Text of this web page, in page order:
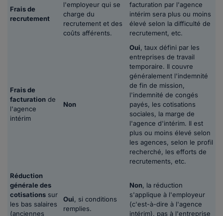
Frais de
recrutement
l'employeur qui se
charge du
recrutement et des
coûts afférents.
facturation par l'agence
intérim sera plus ou moins
élevé selon la difficulté de
recrutement, etc.
Frais de
facturation de
l'agence
intérim
Non
Oui, taux défini par les
entreprises de travail
temporaire. Il couvre
généralement l'indemnité
de fin de mission,
l'indemnité de congés
payés, les cotisations
sociales, la marge de
l'agence d'intérim. Il est
plus ou moins élevé selon
les agences, selon le profil
recherché, les efforts de
recrutements, etc.
Réduction
générale des
cotisations sur
les bas salaires
(anciennes
Oui, si conditions
remplies.
Non, la réduction
s'applique à l'employeur
(c'est-à-dire à l'agence
intérim), pas à l'entreprise